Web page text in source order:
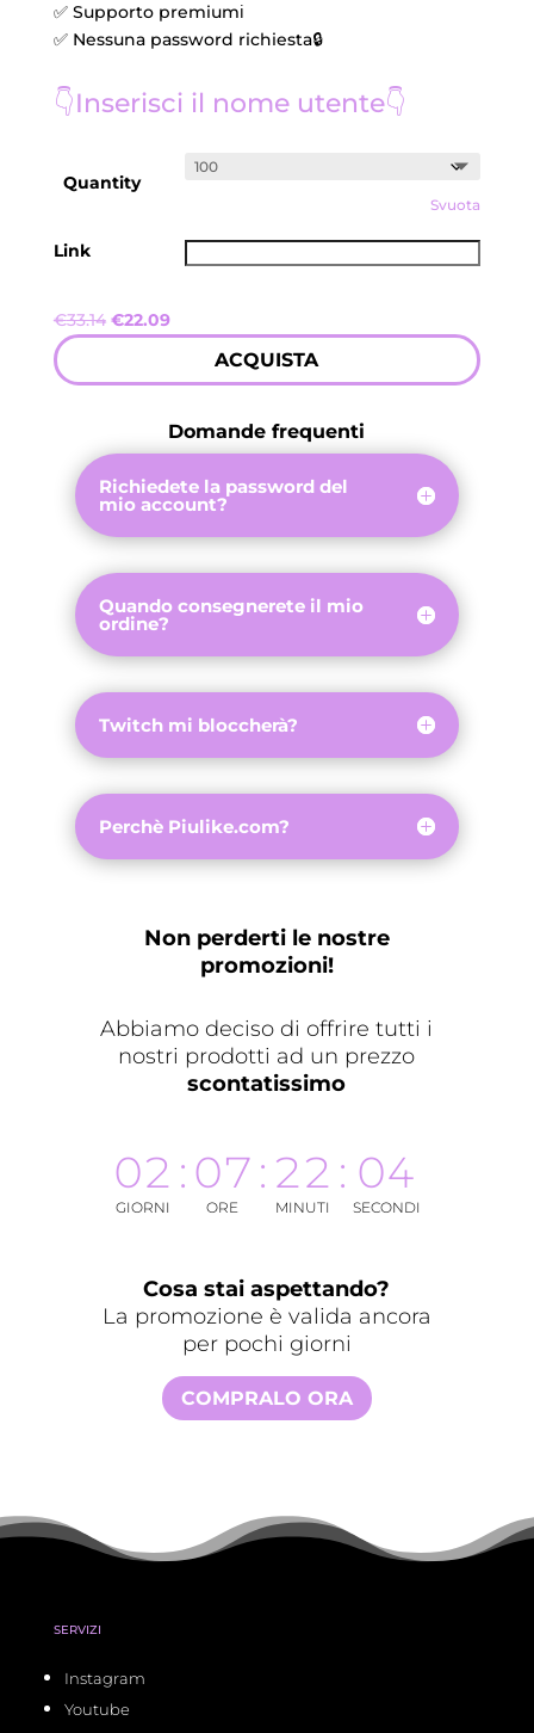
✅ Supporto premiumℹ️
✅ Nessuna password richiesta🔒
👇Inserisci il nome utente👇
Quantity
Svuota
Link
€33.14 Il
€22.09Il
€22.09.
ACQUISTA
Domande frequenti
Richiedete la password del
mio account?
Quando consegnerete il mio
ordine?
Twitch mi bloccherà?
Perchè Piulike.com?
Non perderti le nostre
promozioni!
Abbiamo deciso di offrire tutti i
nostri prodotti ad un prezzo
scontatissimo
02
GIORNI
: 07
ORE
: 22
MINUTI
: 04
SECONDI
Cosa stai aspettando?
La promozione è valida ancora
per pochi giorni
COMPRALO ORA
SERVIZI
Instagram
Youtube